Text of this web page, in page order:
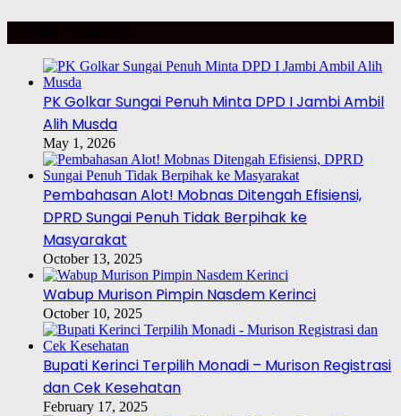
PK Golkar Sungai Penuh Minta DPD I Jambi Ambil
Alih Musda
May 1, 2026
Pembahasan Alot! Mobnas Ditengah Efisiensi,
DPRD Sungai Penuh Tidak Berpihak ke
Masyarakat
October 13, 2025
Wabup Murison Pimpin Nasdem Kerinci
October 10, 2025
Bupati Kerinci Terpilih Monadi – Murison Registrasi
dan Cek Kesehatan
February 17, 2025